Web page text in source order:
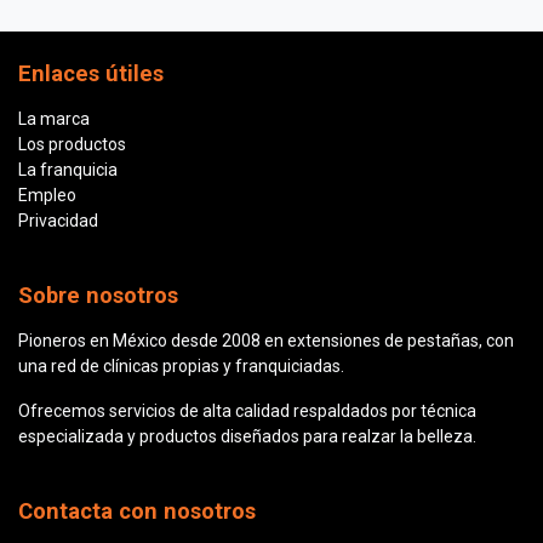
Enlaces útiles
La marca
Los productos
La franquicia
Empleo
Privacidad
Sobre nosotros
Pioneros en México desde 2008 en extensiones de pestañas, con
una red de clínicas propias y franquiciadas.
Ofrecemos servicios de alta calidad respaldados por técnica
especializada y productos diseñados para realzar la belleza.
Contacta con nosotros